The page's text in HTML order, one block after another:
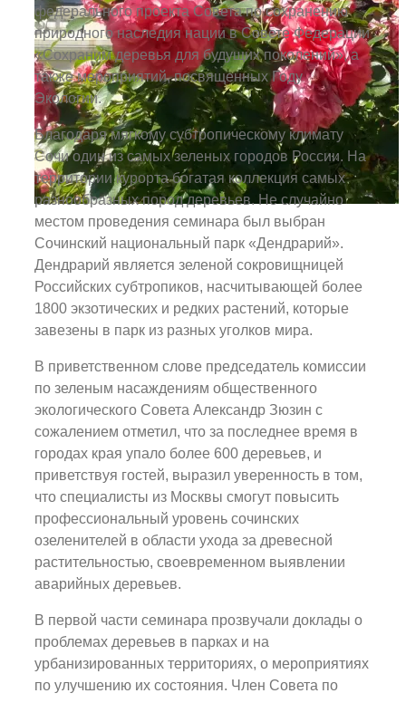
федерального проекта Совета по сохранению
природного наследия нации в Совете Федерации
«Сохраним деревья для будущих поколений», а
также мероприятий, посвященных Году
Экологии.
Благодаря мягкому субтропическому климату
Сочи один из самых зеленых городов России. На
территории курорта богатая коллекция самых
разнообразных пород деревьев. Не случайно
местом проведения семинара был выбран
Сочинский национальный парк «Дендрарий».
Дендрарий является зеленой сокровищницей
Российских субтропиков, насчитывающей более
1800 экзотических и редких растений, которые
завезены в парк из разных уголков мира.
В приветственном слове председатель комиссии
по зеленым насаждениям общественного
экологического Совета Александр Зюзин с
сожалением отметил, что за последнее время в
городах края упало более 600 деревьев, и
приветствуя гостей, выразил уверенность в том,
что специалисты из Москвы смогут повысить
профессиональный уровень сочинских
озеленителей в области ухода за древесной
растительностью, своевременном выявлении
аварийных деревьев.
В первой части семинара прозвучали доклады о
проблемах деревьев в парках и на
урбанизированных территориях, о мероприятиях
по улучшению их состояния. Член Совета по